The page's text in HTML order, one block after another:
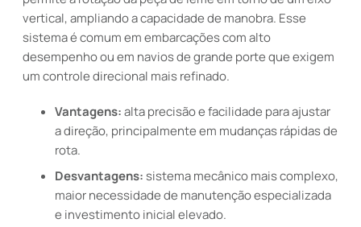
vertical, ampliando a capacidade de manobra. Esse
sistema é comum em embarcações com alto
desempenho ou em navios de grande porte que exigem
um controle direcional mais refinado.
Vantagens:alta precisão e facilidade para ajustar
a direção, principalmente em mudanças rápidas de
rota.
Desvantagens:sistema mecânico mais complexo,
maior necessidade de manutenção especializada
e investimento inicial elevado.